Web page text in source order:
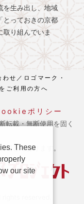
を生み出し、地域
とっておきの京都
取り組んでいま
わせ／ロゴマーク・
ご利用の方へ
ポリシー
転載・無断使用を固く
用しております。
These
our site